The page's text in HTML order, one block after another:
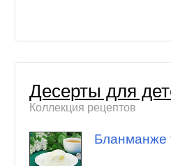
Десерты для
Коллекция рецептов
Бланманже